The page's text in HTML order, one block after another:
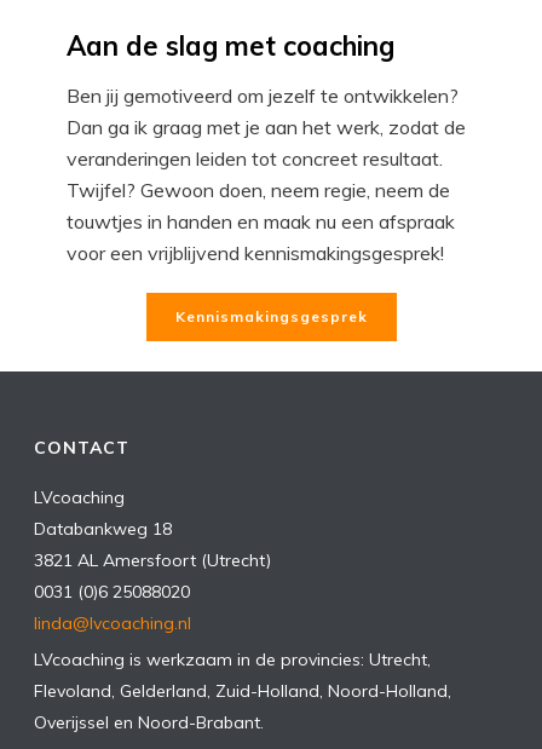
Aan de slag met coaching
Ben jij gemotiveerd om jezelf te ontwikkelen?
Dan ga ik graag met je aan het werk, zodat de
veranderingen leiden tot concreet resultaat.
Twijfel? Gewoon doen, neem regie, neem de
touwtjes in handen en maak nu een afspraak
voor een vrijblijvend kennismakingsgesprek!
Kennismakingsgesprek
CONTACT
LVcoaching
Databankweg 18
3821 AL Amersfoort (Utrecht)
0031 (0)6 25088020
linda@lvcoaching.nl
LVcoaching is werkzaam in de provincies: Utrecht,
Flevoland, Gelderland, Zuid-Holland, Noord-Holland,
Overijssel en Noord-Brabant.